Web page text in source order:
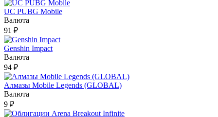
UC PUBG Mobile
Валюта
91 ₽
Genshin Impact
Валюта
94 ₽
Алмазы Mobile Legends (GLOBAL)
Валюта
9 ₽